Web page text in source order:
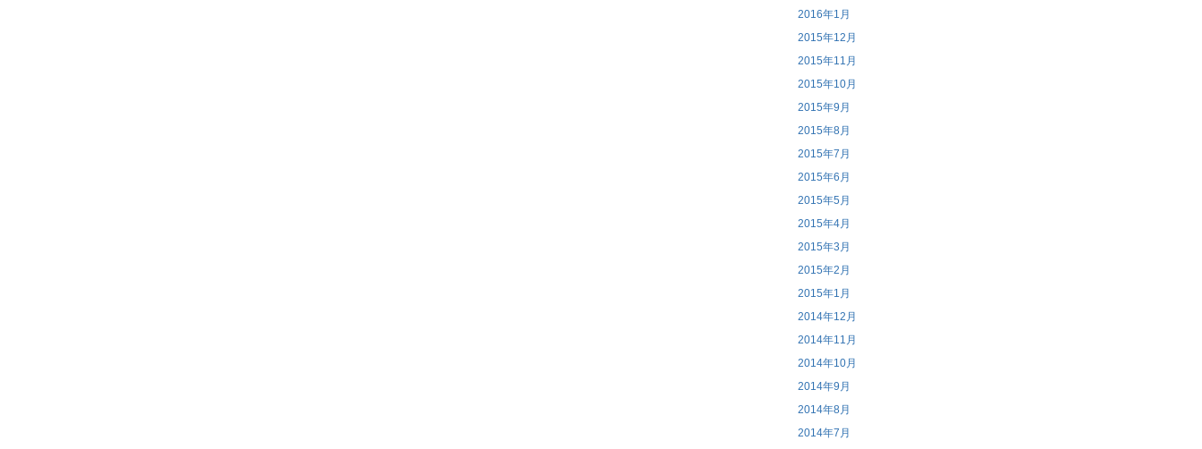
2016年1月
2015年12月
2015年11月
2015年10月
2015年9月
2015年8月
2015年7月
2015年6月
2015年5月
2015年4月
2015年3月
2015年2月
2015年1月
2014年12月
2014年11月
2014年10月
2014年9月
2014年8月
2014年7月